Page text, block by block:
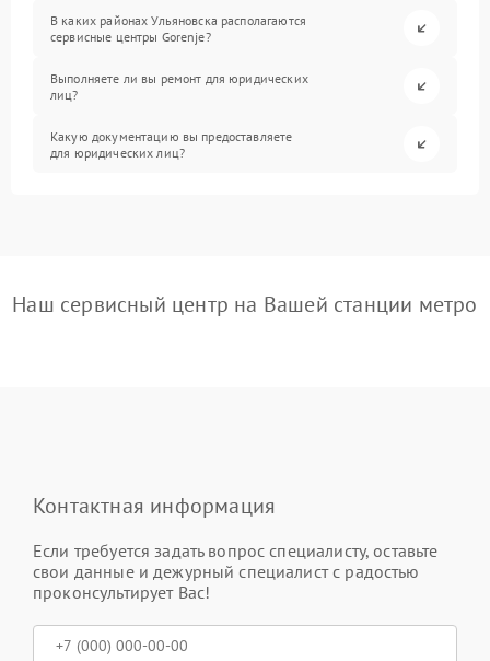
В каких районах Ульяновска располагаются
сервисные центры Gorenje?
Выполняете ли вы ремонт для юридических
лиц?
Какую документацию вы предоставляете
для юридических лиц?
Наш сервисный центр на Вашей станции метро
Контактная информация
Если требуется задать вопрос специалисту, оставьте
свои данные и дежурный специалист с радостью
проконсультирует Вас!